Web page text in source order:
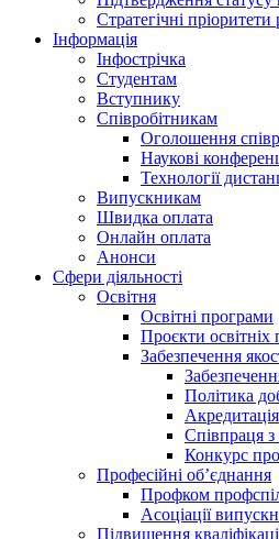
Стратегічні пріоритети
Інформація
Інфострічка
Студентам
Вступнику
Співробітникам
Оголошення
Наукові
Технології
Випускникам
Швидка оплата
Онлайн оплата
Анонси
Сфери діяльності
Освітня
Освітні програми
Проєкти освітніх
Забезпечення
Політика
Акредитація
Співпраця
Конкурс
Професійні об’єднання
Профком
Асоціації
Підвищення